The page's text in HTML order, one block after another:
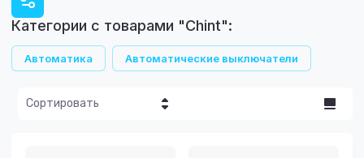
Категории с товарами "Chint":
Автоматика Автоматические выключатели
Сортировать